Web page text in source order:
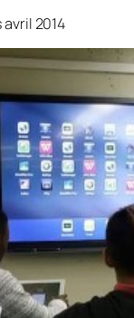
avril 2014